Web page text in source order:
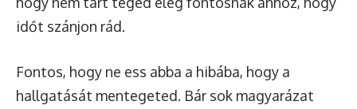
időt szánjon rád.
Fontos, hogy ne ess abba a hibába, hogy a
hallgatását mentegeted. Bár sok magyarázat